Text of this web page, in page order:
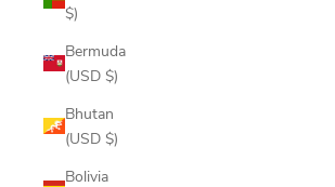
$)
Bermuda
(USD $)
Bhutan
(USD $)
Bolivia